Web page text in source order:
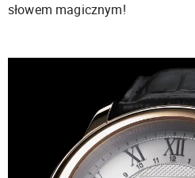
słowem magicznym!